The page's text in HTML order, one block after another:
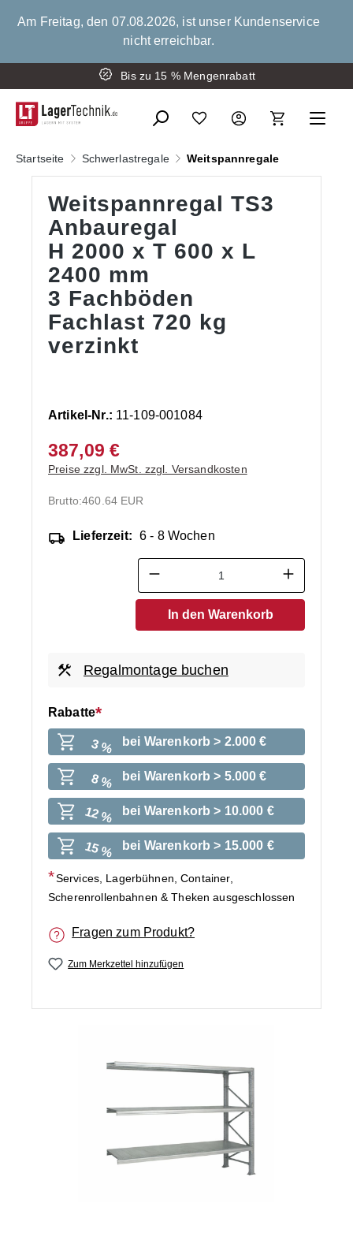
springen
Am Freitag, den 07.08.2026, ist unser Kundenservice
nicht erreichbar.
Bis zu 15 % Mengenrabatt
Montage der Schwerlastregale
Startseite Schwerlastregale Weitspannregale
Weitspannregal TS3
Anbauregal
H 2000 x T 600 x L
2400 mm
3 Fachböden
Fachlast 720 kg
verzinkt
Artikel-Nr.: 11-109-001084
387,09 €
Preise zzgl. MwSt. zzgl. Versandkosten
Brutto:460.64 EUR
Lieferzeit: 6 - 8 Wochen
Produkt Anzahl: Gib den
In den Warenkorb
Regalmontage buchen
Rabatte
3 % bei Warenkorb > 2.000 €
8 % bei Warenkorb > 5.000 €
12 % bei Warenkorb > 10.000 €
15 % bei Warenkorb > 15.000 €
Services, Lagerbühnen, Container,
Scherenrollenbahnen & Theken ausgeschlossen
Fragen zum Produkt?
Zum Merkzettel hinzufügen